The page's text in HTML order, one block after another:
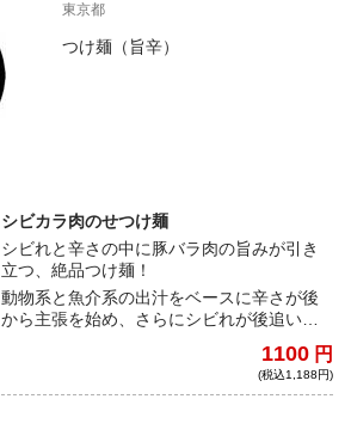
東京都
つけ麺（旨辛）
シビカラ肉のせつけ麺
シビれと辛さの中に豚バラ肉の旨みが引き
立つ、絶品つけ麺！
動物系と魚介系の出汁をベースに辛さが後
から主張を始め、さらにシビれが後追いし
っかり絡み、旨みのある辛さとシビれがさ
1100 円
(税込1,188円)